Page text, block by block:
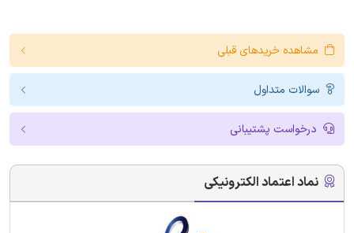
مشاهده خریدهای قبلی
سوالات متداول
درخواست پشتیبانی
نماد اعتماد الکترونیکی